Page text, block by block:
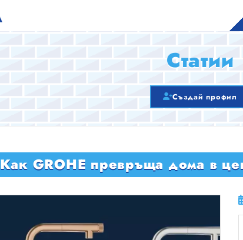
Статии
Създай профил
Как GROHE превръща дома в